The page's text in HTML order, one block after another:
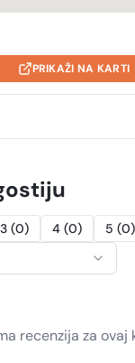
PRIKAŽI NA KARTI
3 (0) 4 (0) 5 (0)
recenzija za ovaj